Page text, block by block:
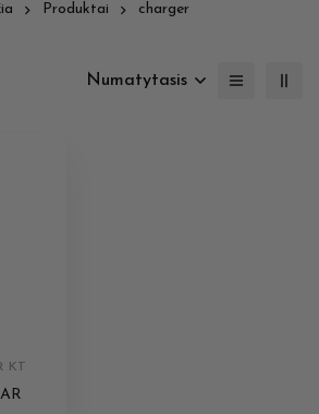
Produktai charger
Numatytasis
KT